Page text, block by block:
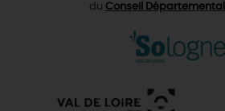
du Conseil